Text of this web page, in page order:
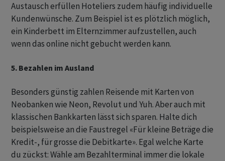
Austausch erfüllen Hoteliers zudem häufig individuelle
Kundenwünsche. Zum Beispiel ist es plötzlich möglich,
ein Kinderbett im Elternzimmer aufzustellen, auch
wenn das online nicht gebucht werden kann.
5. Bezahlen im Ausland
Besonders günstig zahlen Reisende mit Karten von
Neobanken wie Neon, Revolut und Yuh. Aber auch mit
klassischen Bankkarten lässt sich sparen. Halte dich
beispielsweise an die Faustregel «Für kleine Beträge die
Kredit-, für grosse die Debitkarte». Egal welche Karte
du zückst: Wähle am Bezahlterminal immer die lokale